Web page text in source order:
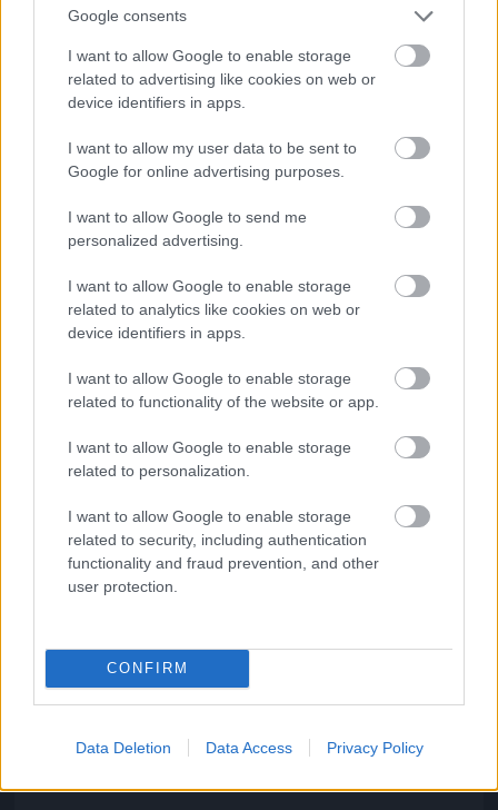
Google consents
I want to allow Google to enable storage
related to advertising like cookies on web or
device identifiers in apps.
I want to allow my user data to be sent to
Google for online advertising purposes.
I want to allow Google to send me
personalized advertising.
I want to allow Google to enable storage
related to analytics like cookies on web or
device identifiers in apps.
I want to allow Google to enable storage
related to functionality of the website or app.
I want to allow Google to enable storage
related to personalization.
I want to allow Google to enable storage
related to security, including authentication
functionality and fraud prevention, and other
user protection.
CONFIRM
Data Deletion Data Access Privacy Policy
Az ő neve Chanel Iman
Fotó: Gregory Pace / Beimages / Northfoto